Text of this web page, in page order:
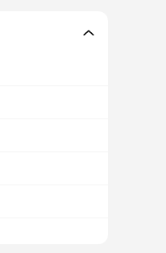
Dưới 40 Triệu